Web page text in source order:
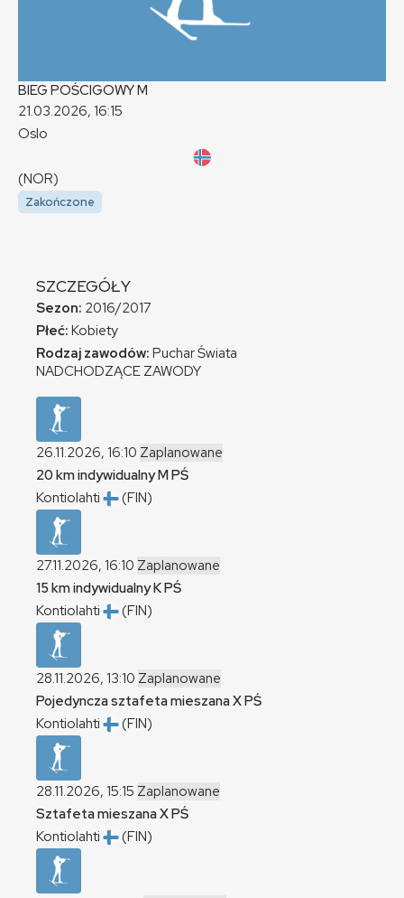
BIEG POŚCIGOWYM
21.03.2026, 16:15
Oslo
(NOR)
Zakończone
SZCZEGÓŁY
Sezon: 2016/2017
Płeć: Kobiety
Rodzaj zawodów: Puchar Świata
NADCHODZĄCE ZAWODY
26.11.2026, 16:10 Zaplanowane
20 km indywidualnyMPŚ
Kontiolahti
(FIN)
27.11.2026, 16:10 Zaplanowane
15 km indywidualnyKPŚ
Kontiolahti
(FIN)
28.11.2026, 13:10 Zaplanowane
Pojedyncza sztafeta mieszanaXPŚ
Kontiolahti
(FIN)
28.11.2026, 15:15 Zaplanowane
Sztafeta mieszanaXPŚ
Kontiolahti
(FIN)